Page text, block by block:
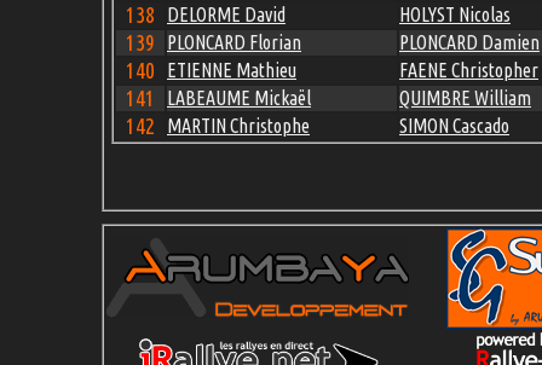
138 DELORME David HOLYST Nicolas
139 PLONCARD Florian PLONCARD Damien
140 ETIENNE Mathieu FAENE Christopher
141 LABEAUME Mickaël QUIMBRE William
142 MARTIN Christophe SIMON Cascado